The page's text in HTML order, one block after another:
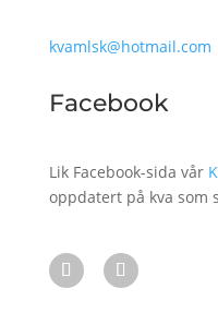
kvamlsk@hotmail.com
Facebook
Lik Facebook-sida vår
oppdatert på kva som